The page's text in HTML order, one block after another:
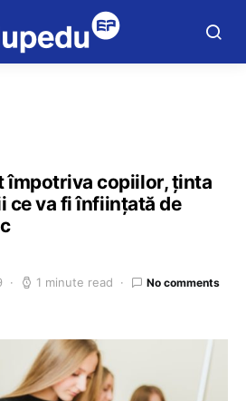
împotriva copiilor, ținta
ce va fi înființată de
1 minute read No comments